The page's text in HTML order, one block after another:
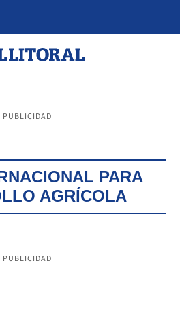
PUBLICIDAD
PARA
AGRÍCOLA
PUBLICIDAD